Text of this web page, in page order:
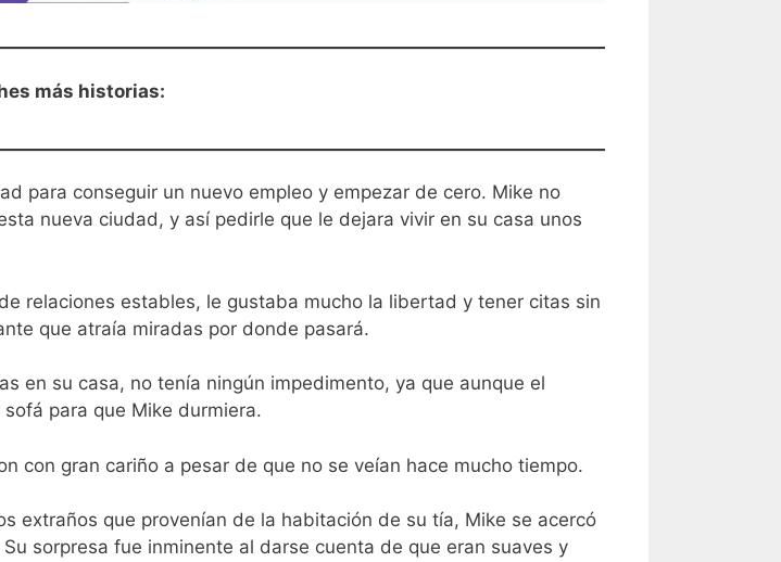
más historias:
para conseguir un nuevo empleo y empezar de cero. Mike no
nueva ciudad, y así pedirle que le dejara vivir en su casa unos
relaciones estables, le gustaba mucho la libertad y tener citas sin
que atraía miradas por donde pasará.
en su casa, no tenía ningún impedimento, ya que aunque el
para que Mike durmiera.
con gran cariño a pesar de que no se veían hace mucho tiempo.
extraños que provenían de la habitación de su tía, Mike se acercó
sorpresa fue inminente al darse cuenta de que eran suaves y